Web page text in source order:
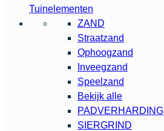
Tuinelementen
ZAND
Straatzand
Ophoogzand
Inveegzand
Speelzand
Bekijk alle
PADVERHARDING
SIERGRIND